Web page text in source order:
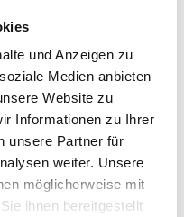
und Anzeigen zu
Medien anbieten
Website zu
Informationen zu Ihrer
unsere Partner für
weiter. Unsere
möglicherweise mit
ihnen bereitgestellt
Warenkorb